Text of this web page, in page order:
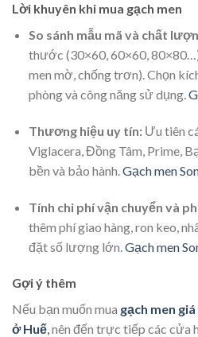
Lời khuyên khi mua gạch men
So sánh mẫu mã và chất
thước (30×60, 60×60,
men mờ, chống trơn). Chọn
phòng và công năng sử dụng.
Thương hiệu uy tín:Ưu tiên
Viglacera, Đồng Tâm, Prime,
bền và bảo hành. Gạch men
Tính chi phí vận chuyển và
thêm phí giao hàng, ron keo,
đặt số lượng lớn. Gạch men
Gợi ý thêm
Nếu bạn muốn mua gạch men
ở Huế,nên đến trực tiếp các cửa